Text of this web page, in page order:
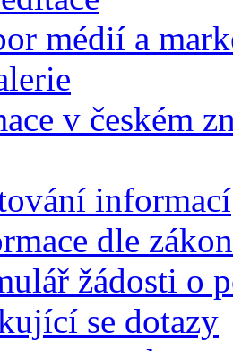
médií a
v českém
informací
dle
žádosti o
se dotazy